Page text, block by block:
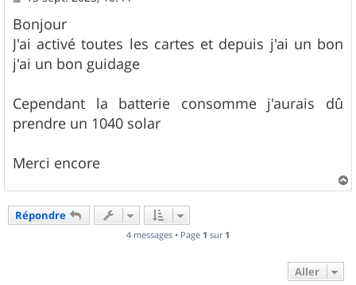
s
s
a
g
e
Bonjour
J'ai activé toutes les cartes et depuis j'ai un bon
j'ai un bon guidage
Cependant la batterie consomme j'aurais dû
prendre un 1040 solar
Merci encore
a
Répondre
4 messages • Page 1 sur 1
Aller